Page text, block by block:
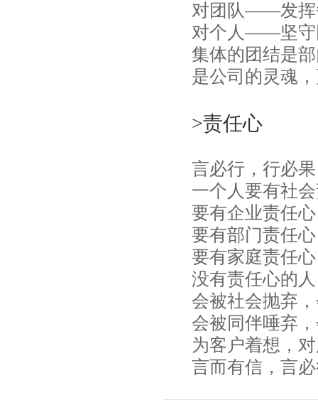
对团队——发挥
对个人——坚守
集体的团结是
是公司的灵魂
>责任心
言必行，行必果
一个人要有社
要有企业责任心
要有部门责任心
要有家庭责任心
没有责任心的人
会被社会抛弃
会被同伴唾弃
为客户着想，
言而有信，言